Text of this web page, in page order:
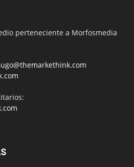
perteneciente a Morfosmedia